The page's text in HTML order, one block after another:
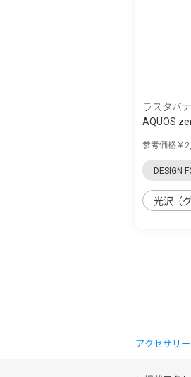
ラスタバ
AQUOS
参考価格￥
DESIGN
光沢（グ
アクセサリ